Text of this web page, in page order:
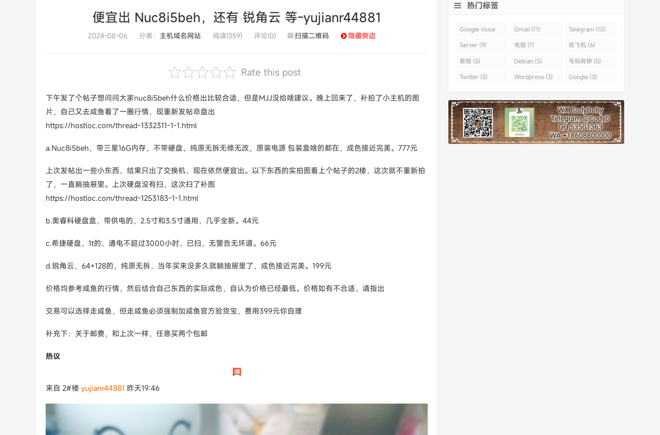
便宜出 Nuc8i5beh，还有 锐角云 等-yujianr44881
2024-08-06 分类： 主机域名网站 阅读(359) 评论(0) 扫描二维码 隐藏侧边
Rate this post
下午发了个帖子想问问大家nuc8i5beh什么价格出比较合适，但是MJJ没给啥建议。晚上回来了，补拍了小主机的图
片，自己又去咸鱼看了一圈行情，现重新发帖命盘出
https://hostloc.com/thread-1332311-1-1.html
a.Nuc8i5beh，带三星16G内存，不带硬盘，纯原无拆无修无改，原装电源 包装盒啥的都在，成色接近完美。777元
上次发帖出一些小东西，结果只出了交换机，现在依然便宜出。以下东西的实拍图看上个帖子的2楼，这次就不重新拍
了，一直躺抽屉里。上次硬盘没有扫，这次扫了补图
https://hostloc.com/thread-1253183-1-1.html
b.奥睿科硬盘盒，带供电的，2.5寸和3.5寸通用，几乎全新。44元
c.希捷硬盘，1t的，通电不超过3000小时，已扫，无警告无坏道。66元
d.锐角云，64+128的，纯原无拆，当年买来没多久就躺抽屉里了，成色接近完美。199元
价格均参考咸鱼的行情，然后结合自己东西的实际成色，自认为价格已经最低。价格如有不合适，请指出
交易可以选择走咸鱼，但走咸鱼必须强制加咸鱼官方验货宝，费用39.9元你自理
补充下：关于邮费，和上次一样，任意买两个包邮
热议
来自 2#楼 yujianr44881 昨天19:46
热门标签
Google Voice
(43)
Gmail (11) Telegram (10)
Server (9) 电报 (7) 纸飞机 (6)
教程 (5) Debian (5) 号码转移 (5)
Twitter (3) Wordpress (3) Google (3)